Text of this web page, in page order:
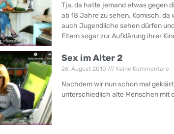
Tja, da hatte jemand etwas gegen
ab 18 Jahre zu sehen. Komisch, da
auch Jugendliche sehen dürfen
Eltern sogar zur Aufklärung ihrer
Sex im Alter 2
26. August 2010 Keine Kommentare
Nachdem wir nun schon mal
unterschiedlich alte Menschen mit